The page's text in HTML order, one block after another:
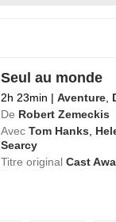
Seul au monde
2h 23min | Aventure
De Robert Zemeckis
Avec Tom Hanks
Searcy
Titre originalCast